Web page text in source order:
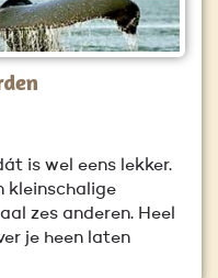
is wel eens lekker.
kleinschalige
zes anderen. Heel
je heen laten